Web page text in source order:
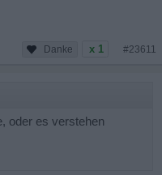
x 1 #23611
oder es verstehen